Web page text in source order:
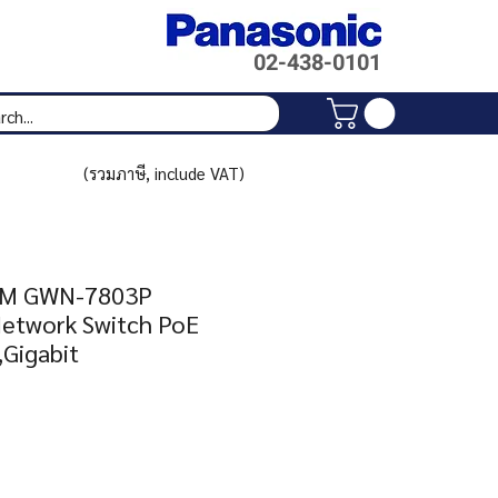
02-438-0101
GWN-7803P
Switch PoE
(รวมภาษี, include VAT)